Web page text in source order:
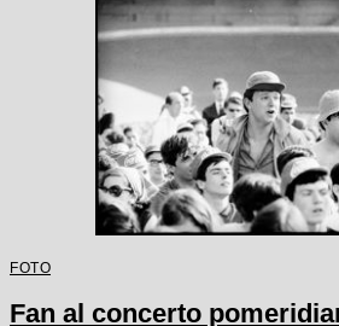
FOTO
Fan al concerto